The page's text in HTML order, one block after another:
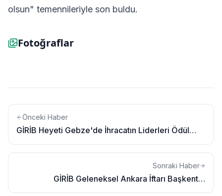
olsun" temennileriyle son buldu.
Fotoğraflar
Önceki Haber
GİRİB Heyeti Gebze'de İhracatın Liderleri Ödül
Töreninde Yerini Aldı
Sonraki Haber
GİRİB Geleneksel Ankara İftarı Başkentte
Giresunluları Tek Yürek Yaptı